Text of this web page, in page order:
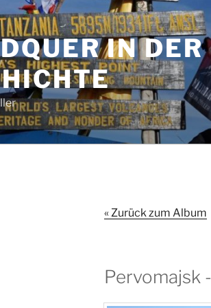
IN DER
« Zurück zum Album
Pervomajsk